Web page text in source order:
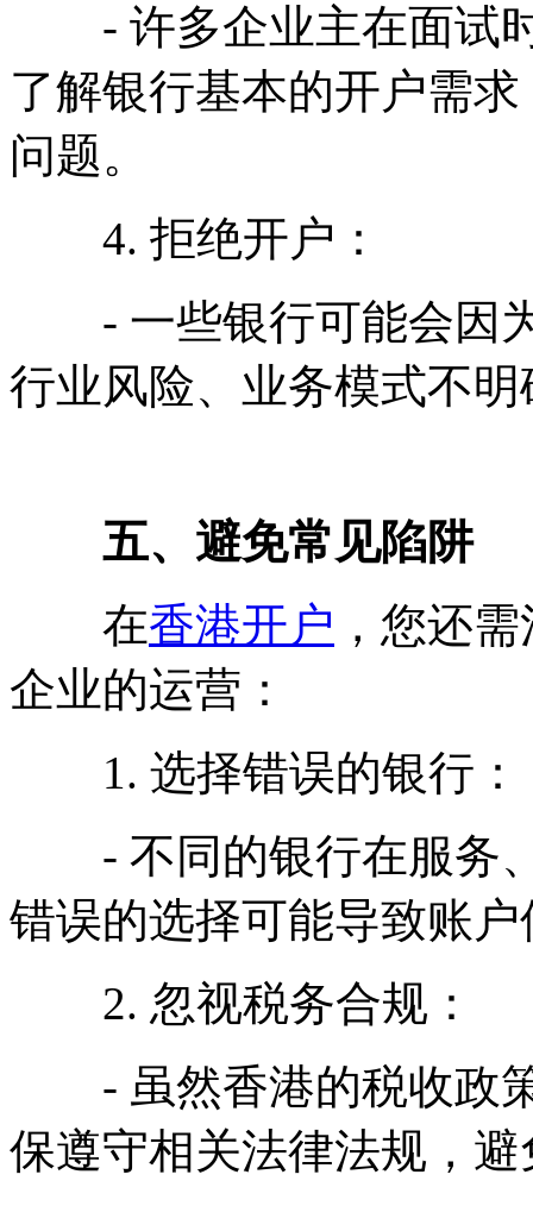
- 许多企业主在面试时
了解银行基本的开户需
问题。
4. 拒绝开户：
- 一些银行可能会因为
行业风险、业务模式不明
五、避免常见陷阱
在香港开户 ，您还
企业的运营：
1. 选择错误的银行：
- 不同的银行在服务、
错误的选择可能导致账
2. 忽视税务合规：
- 虽然香港的税收政策
保遵守相关法律法规，